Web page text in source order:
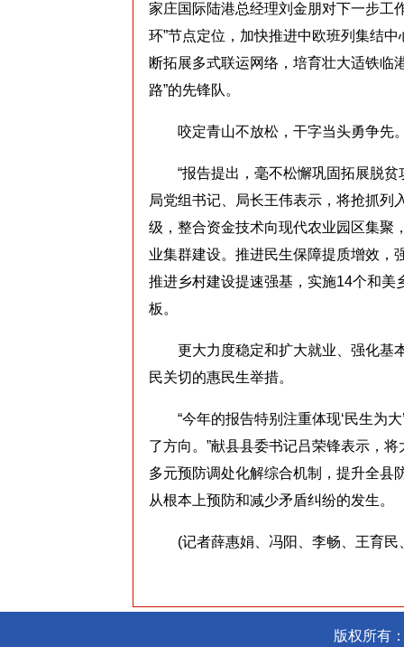
家庄国际陆港总经理刘金朋对下一步工
环”节点定位，加快推进中欧班列集结
断拓展多式联运网络，培育壮大适铁临
路”的先锋队。
咬定青山不放松，干字当头勇争先
“报告提出，毫不松懈巩固拓展脱贫
局党组书记、局长王伟表示，将抢抓列
级，整合资金技术向现代农业园区集聚
业集群建设。推进民生保障提质增效，
推进乡村建设提速强基，实施14个和
板。
更大力度稳定和扩大就业、强化基
民关切的惠民生举措。
“今年的报告特别注重体现‘民生为大
了方向。”献县县委书记吕荣锋表示，
多元预防调处化解综合机制，提升全县
从根本上预防和减少矛盾纠纷的发生。
(记者薛惠娟、冯阳、李畅、王育民
版权所有